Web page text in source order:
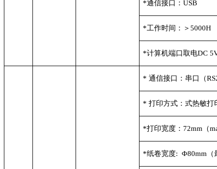
*通信接口：USB
*工作时间：＞5000H
*计算机端口取电DC
* 通信接口：串口（
* 打印方式：式热敏打
*打印宽度：72mm（
*纸卷宽度: Ф80mm（